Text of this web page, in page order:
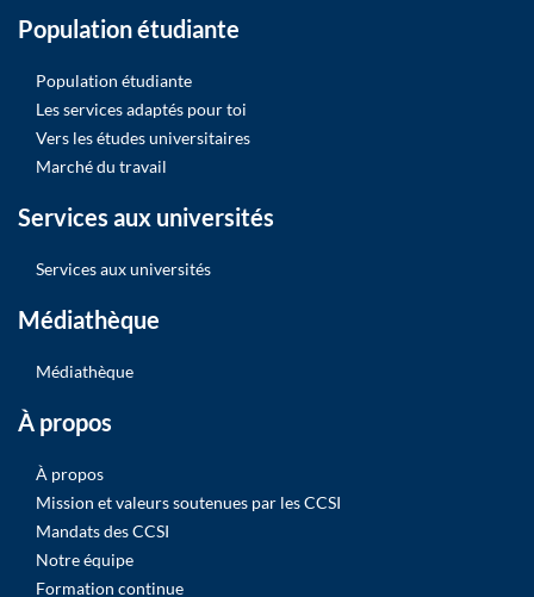
Population étudiante
Population étudiante
Les services adaptés pour toi
Vers les études universitaires
Marché du travail
Services aux universités
Services aux universités
Médiathèque
Médiathèque
À propos
À propos
Mission et valeurs soutenues par les CCSI
Mandats des CCSI
Notre équipe
Formation continue